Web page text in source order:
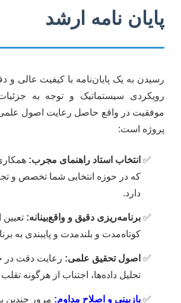
پایان نامه ارشد
رسیدن به یک پایان‌نامه با کیفیت عالی و
رویکردی سیستماتیک و توجه به جزئیات
موفقیت در واقع حاصل رعایت اصول علمی
پروژه است:
انتخاب استاد راهنمای مجرب: همکاری
که در حوزه انتخابی شما تخصص و
دارد.
برنامه‌ریزی دقیق و واقع‌بینانه:تعیین
کوتاه‌مدت و بلندمدت و پایبندی به
اصول تحقیق علمی:رعایت دقت در
تحلیل داده‌ها، اجتناب از هرگونه تقلب
بازبینی و اصلاح مداوم:مرور چندین